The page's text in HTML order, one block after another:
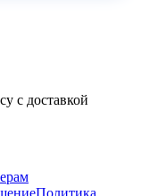
с доставкой
Политика